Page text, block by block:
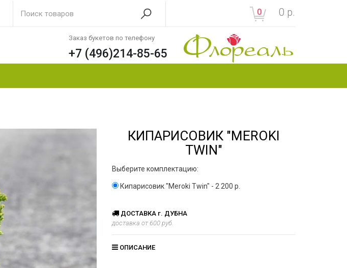
0 0 р.
Заказ букетов по телефону
+7 (496)214-85-65
КИПАРИСОВИК "MEROKI
TWIN"
Выберите комплектацию:
Кипарисовик "Meroki Twin" - 2 200 р.
ДОСТАВКА г. ДУБНА
доставка от 600 руб.
ОПИСАНИЕ